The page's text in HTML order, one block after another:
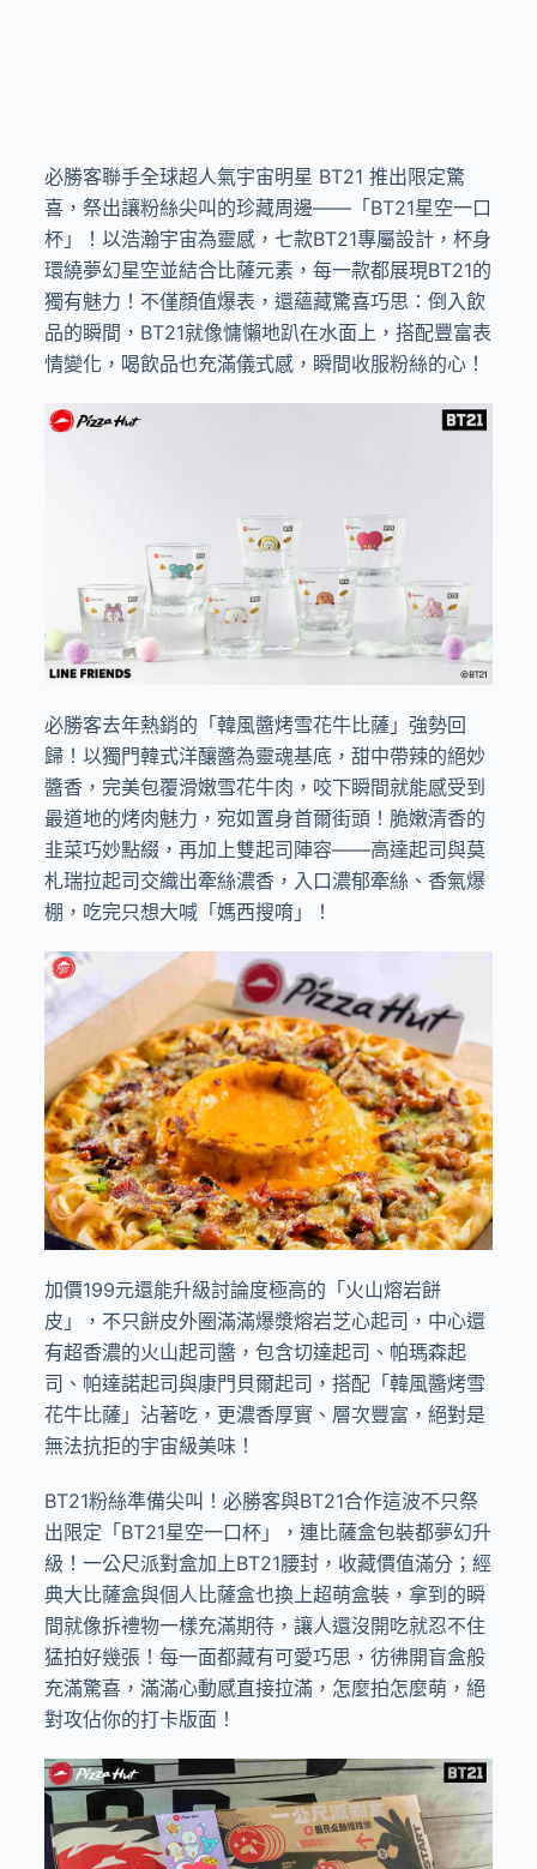
必勝客聯手全球超人氣宇宙明星 BT21 推出限定驚
喜，祭出讓粉絲尖叫的珍藏周邊——「 BT21星空一口
杯」！以浩瀚宇宙為靈感，七款BT21專屬設計，杯身
環繞夢幻星空並結合比薩元素，每一款都展現BT21的
獨有魅力！ 不僅顏值爆表，還蘊藏驚喜巧思：倒入飲
品的瞬間， BT21就像慵懶地趴在水面上，搭配豐富表
情變化，喝飲品也充滿儀式感，瞬間收服粉絲的心！
必勝客去年熱銷的「韓風醬烤雪花牛比薩」強勢回
歸！以獨門韓式洋釀醬為靈魂基底，甜中帶辣的絕妙
醬香，完美包覆滑嫩雪花牛肉，咬下瞬間就能感受到
最道地的烤肉魅力，宛如置身首爾街頭！脆嫩清香的
韭菜巧妙點綴，再加上雙起司陣容——高達起司與莫
札瑞拉起司交織出牽絲濃香，入口濃郁牽絲、香氣爆
棚，吃完只想大喊「媽西搜唷」！
加價199元還能升級討論度極高的「 火山熔岩餅
皮」，不只餅皮外圈滿滿爆漿熔岩芝心起司，中心還
有超香濃的火山起司醬，包含切達起司、帕瑪森起
司、帕達諾起司與康門貝爾起司，搭配「韓風醬烤雪
花牛比薩」沾著吃，更濃香厚實、層次豐富，絕對是
無法抗拒的宇宙級美味！
BT21粉絲準備尖叫！必勝客與BT21合作這波不只祭
出限定「 BT21星空一口杯」，連比薩盒包裝都夢幻升
級！一公尺派對盒加上BT21腰封，收藏價值滿分；經
典大比薩盒與個人比薩盒也換上超萌盒裝，拿到的瞬
間就像拆禮物一樣充滿期待，讓人還沒開吃就忍不住
猛拍好幾張！每一面都藏有可愛巧思，彷彿開盲盒般
充滿驚喜，滿滿心動感直接拉滿，怎麼拍怎麼萌，絕
對攻佔你的打卡版面！